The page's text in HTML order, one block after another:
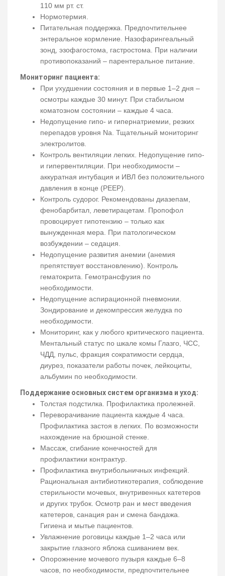
110 мм рт. ст.
Нормотермия.
Питательная поддержка. Предпочтительнее
энтеральное кормление. Назофарингеальный
зонд, эзофагостома, гастростома. При наличии
противопоказаний – парентеральное питание.
Мониторинг пациента:
При ухудшении состояния и в первые 1–2 дня –
осмотры каждые 30 минут. При стабильном
коматозном состоянии – каждые 4 часа.
Недопущение гипо- и гипернатриемии, резких
перепадов уровня Na. Тщательный мониторинг
электролитов.
Контроль вентиляции легких. Недопущение гипо-
и гипервентиляции. При необходимости –
аккуратная интубация и ИВЛ без положительного
давления в конце (PEEP).
Контроль судорог. Рекомендованы диазепам,
фенобарбитал, леветирацетам. Пропофол
провоцирует гипотензию – только как
вынужденная мера. При патологическом
возбуждении – седация.
Недопущение развития анемии (анемия
препятствует восстановлению). Контроль
гематокрита. Гемотрансфузия по
необходимости.
Недопущение аспирационной пневмонии.
Зондирование и декомпрессия желудка по
необходимости.
Мониторинг, как у любого критического пациента.
Ментальный статус по шкале комы Глазго, ЧСС,
ЧДД, пульс, фракция сократимости сердца,
диурез, показатели работы почек, лейкоциты,
альбумин по необходимости.
Поддержание основных систем организма и уход:
Толстая подстилка. Профилактика пролежней.
Переворачивание пациента каждые 4 часа.
Профилактика застоя в легких. По возможности
нахождение на брюшной стенке.
Массаж, сгибание конечностей для
профилактики контрактур.
Профилактика внутрибольничных инфекций.
Рациональная антибиотикотерапия, соблюдение
стерильности мочевых, внутривенных катетеров
и других трубок. Осмотр ран и мест введения
катетеров, санация ран и смена бандажа.
Гигиена и мытье пациентов.
Увлажнение роговицы каждые 1–2 часа или
закрытие глазного яблока сшиванием век.
Опорожнение мочевого пузыря каждые 6–8
часов, по необходимости, предпочтительнее